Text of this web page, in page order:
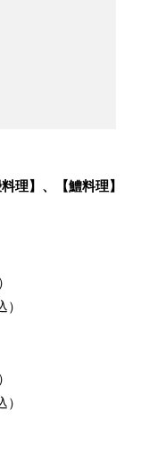
理】、【鱧料理】